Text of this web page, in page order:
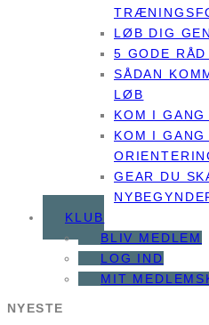
LØB DIG
5 GODE
SÅDAN
LØB
KOM I
KOM I GANG
GEAR DU
KLUB
BLIV MEDLEM
LOG IND
MIT
NYESTE